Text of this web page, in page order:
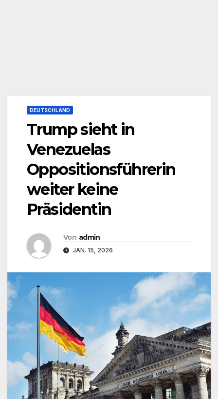
DEUTSCHLAND
Trump sieht in
Venezuelas
Oppositionsführerin
weiter keine
Präsidentin
Von admin
JAN. 15, 2026